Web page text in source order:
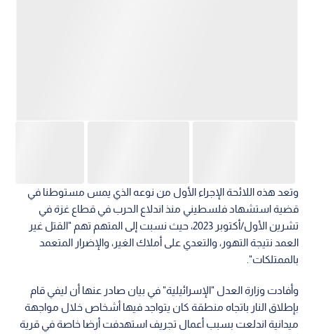
وتعد هذه اللائحة الإجراء الأول من نوعه الذي يمس مستوطنا في
قضية استشهاد فلسطيني منذ اندلاع الحرب في قطاع غزة في
تشرين الأول/أكتوبر 2023، حيث نسبت إلى المتهم تهم "القتل غير
العمد نتيجة التهور، والتعدي على أملاك الغير، والإضرار المتعمد
بالممتلكات".
وأفادت وزارة العدل "الإسرائيلية" في بيان صادر عنها أن ليفي قام
بإطلاق النار باتجاه منطقة كان يتواجد فيها أشخاص خلال مواجهة
ميدانية اندلعت بسبب أعمال تجريف استهدفت أرضا خاصة في قرية